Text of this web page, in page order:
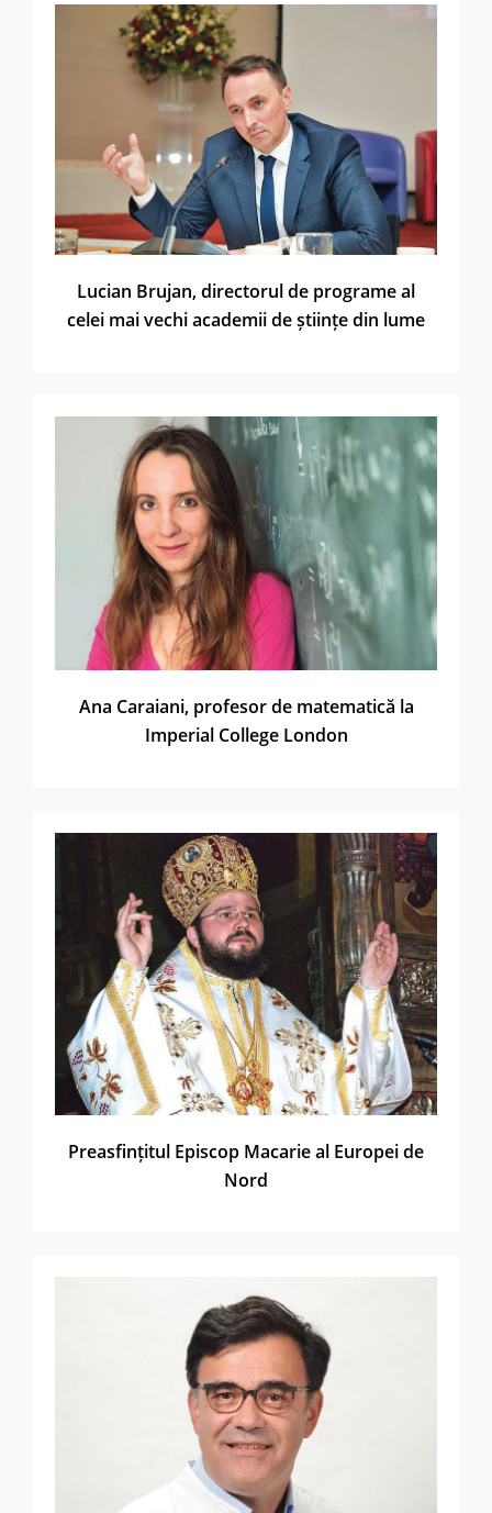
Lucian Brujan, directorul de programe al
celei mai vechi academii de științe din lume
Ana Caraiani, profesor de matematică la
Imperial College London
Preasfințitul Episcop Macarie al Europei de
Nord